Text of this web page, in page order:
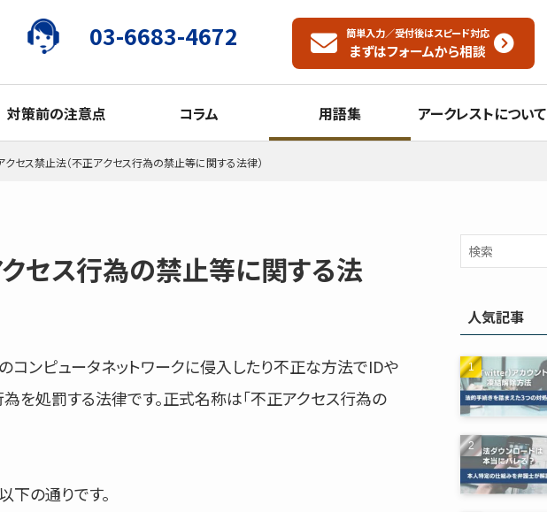
03-6683-4672 簡単入力／受付後はスピード対応
まずはフォームから相談
対策前の注意点 コラム 用語集 アークレストについて
クセス禁止法（不正アクセス行為の禁止等に関する法律）
セス行為の禁止等に関する法
コンピュータネットワークに侵入したり不正な方法でIDや
を処罰する法律です。正式名称は「不正アクセス行為の
の通りです。
人気記事